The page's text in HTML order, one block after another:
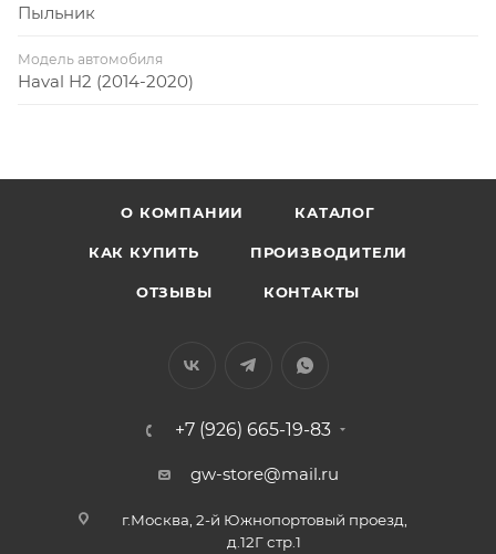
Пыльник
Модель автомобиля
Haval H2 (2014-2020)
О КОМПАНИИ КАТАЛОГ
КАК КУПИТЬ ПРОИЗВОДИТЕЛИ
ОТЗЫВЫ КОНТАКТЫ
+7 (926) 665-19-83
gw-store@mail.ru
г.Москва, 2-й Южнопортовый проезд,
д.12Г стр.1